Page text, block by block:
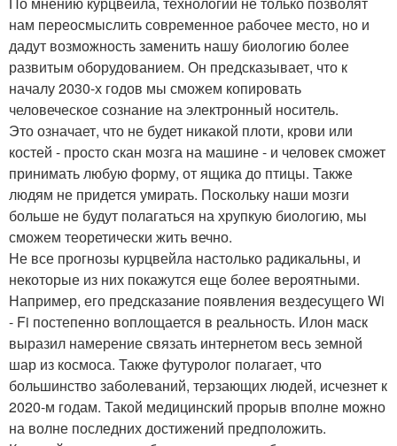
нам переосмыслить современное рабочее место, но и
дадут возможность заменить нашу биологию более
развитым оборудованием. Он предсказывает, что к
началу 2030-х годов мы сможем копировать
человеческое сознание на электронный носитель.
Это означает, что не будет никакой плоти, крови или
костей - просто скан мозга на машине - и человек сможет
принимать любую форму, от ящика до птицы. Также
людям не придется умирать. Поскольку наши мозги
больше не будут полагаться на хрупкую биологию, мы
сможем теоретически жить вечно.
Не все прогнозы курцвейла настолько радикальны, и
некоторые из них покажутся еще более вероятными.
Например, его предсказание появления вездесущего Wi
- Fi постепенно воплощается в реальность. Илон маск
выразил намерение связать интернетом весь земной
шар из космоса. Также футуролог полагает, что
большинство заболеваний, терзающих людей, исчезнет к
2020-м годам. Такой медицинский прорыв вполне можно
на волне последних достижений предположить.